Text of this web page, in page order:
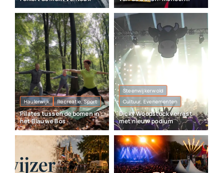
sporen wel
Haulerwijk Recreatie, Sport
Pilates tussen de bomen in
het Blauwe Bos
Steenwijkerwold
Cultuur, Evenementen
Dicky Woodstock verrast
met nieuw podium